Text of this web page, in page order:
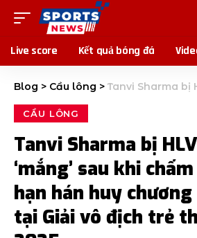
Live score Kết quả bóng đá
Blog > Cầu lông > Tanvi Sharma bị HLV Park ‘mắng’ sau khi chấm dứt cơn
CẦU LÔNG
Tanvi Sharma bị
‘mắng’ sau khi
hạn hán huy
tại Giải vô địch trẻ